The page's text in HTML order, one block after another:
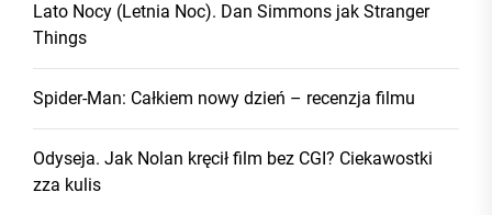
Lato Nocy (Letnia Noc). Dan Simmons jak Stranger
Things
Spider-Man: Całkiem nowy dzień – recenzja filmu
Odyseja. Jak Nolan kręcił film bez CGI? Ciekawostki
zza kulis